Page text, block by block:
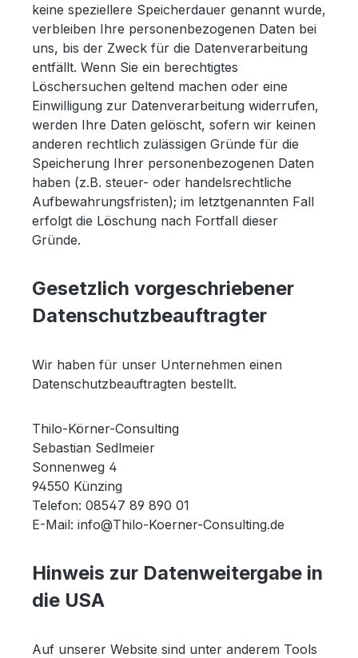
keine speziellere Speicherdauer genannt wurde,
verbleiben Ihre personenbezogenen Daten bei
uns, bis der Zweck für die Datenverarbeitung
entfällt. Wenn Sie ein berechtigtes
Löschersuchen geltend machen oder eine
Einwilligung zur Datenverarbeitung widerrufen,
werden Ihre Daten gelöscht, sofern wir keinen
anderen rechtlich zulässigen Gründe für die
Speicherung Ihrer personenbezogenen Daten
haben (z.B. steuer- oder handelsrechtliche
Aufbewahrungsfristen); im letztgenannten Fall
erfolgt die Löschung nach Fortfall dieser
Gründe.
Gesetzlich vorgeschriebener
Datenschutzbeauftragter
Wir haben für unser Unternehmen einen
Datenschutzbeauftragten bestellt.
Thilo-Körner-Consulting
Sebastian Sedlmeier
Sonnenweg 4
94550 Künzing
Telefon: 08547 89 890 01
E-Mail: info@Thilo-Koerner-Consulting.de
Hinweis zur Datenweitergabe in
die USA
Auf unserer Website sind unter anderem Tools